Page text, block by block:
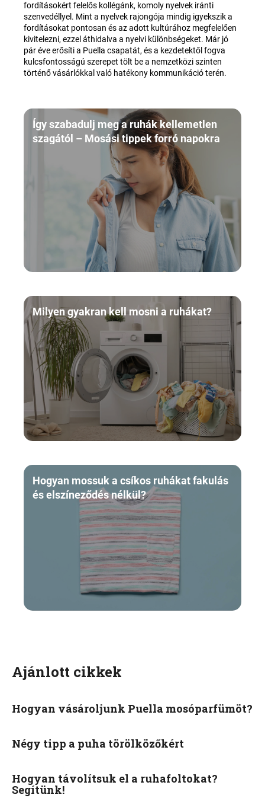
fordításokért felelős kollégánk, komoly nyelvek iránti
szenvedéllyel. Mint a nyelvek rajongója mindig igyekszik a
fordításokat pontosan és az adott kultúrához megfelelően
kivitelezni, ezzel áthidalva a nyelvi különbségeket. Már jó
pár éve erősíti a Puella csapatát, és a kezdetektől fogva
kulcsfontosságú szerepet tölt be a nemzetközi szinten
történő vásárlókkal való hatékony kommunikáció terén.
Így szabadulj meg a ruhák kellemetlen
szagától – Mosási tippek forró napokra
Milyen gyakran kell mosni a ruhákat?
Hogyan mossuk a csíkos ruhákat fakulás
és elszíneződés nélkül?
Ajánlott cikkek
Hogyan vásároljunk Puella mosóparfümöt?
Négy tipp a puha törölközőkért
Hogyan távolítsuk el a ruhafoltokat?
Segítünk!